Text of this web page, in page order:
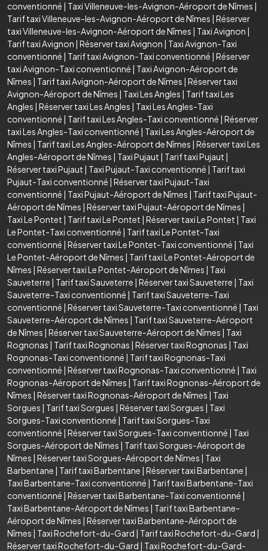
conventionné | Taxi Villeneuve-les-Avignon-Aéroport de Nîmes |
Tarif taxi Villeneuve-les-Avignon-Aéroport de Nîmes | Réserver
taxi Villeneuve-les-Avignon-Aéroport de Nîmes | Taxi Avignon |
Tarif taxi Avignon | Réserver taxi Avignon | Taxi Avignon-Taxi
conventionné | Tarif taxi Avignon-Taxi conventionné | Réserver
taxi Avignon-Taxi conventionné | Taxi Avignon-Aéroport de
Nîmes | Tarif taxi Avignon-Aéroport de Nîmes | Réserver taxi
Avignon-Aéroport de Nîmes | Taxi Les Angles | Tarif taxi Les
Angles | Réserver taxi Les Angles | Taxi Les Angles-Taxi
conventionné | Tarif taxi Les Angles-Taxi conventionné | Réserver
taxi Les Angles-Taxi conventionné | Taxi Les Angles-Aéroport de
Nîmes | Tarif taxi Les Angles-Aéroport de Nîmes | Réserver taxi Les
Angles-Aéroport de Nîmes | Taxi Pujaut | Tarif taxi Pujaut |
Réserver taxi Pujaut | Taxi Pujaut-Taxi conventionné | Tarif taxi
Pujaut-Taxi conventionné | Réserver taxi Pujaut-Taxi
conventionné | Taxi Pujaut-Aéroport de Nîmes | Tarif taxi Pujaut-
Aéroport de Nîmes | Réserver taxi Pujaut-Aéroport de Nîmes |
Taxi Le Pontet | Tarif taxi Le Pontet | Réserver taxi Le Pontet | Taxi
Le Pontet-Taxi conventionné | Tarif taxi Le Pontet-Taxi
conventionné | Réserver taxi Le Pontet-Taxi conventionné | Taxi
Le Pontet-Aéroport de Nîmes | Tarif taxi Le Pontet-Aéroport de
Nîmes | Réserver taxi Le Pontet-Aéroport de Nîmes | Taxi
Sauveterre | Tarif taxi Sauveterre | Réserver taxi Sauveterre | Taxi
Sauveterre-Taxi conventionné | Tarif taxi Sauveterre-Taxi
conventionné | Réserver taxi Sauveterre-Taxi conventionné | Taxi
Sauveterre-Aéroport de Nîmes | Tarif taxi Sauveterre-Aéroport
de Nîmes | Réserver taxi Sauveterre-Aéroport de Nîmes | Taxi
Rognonas | Tarif taxi Rognonas | Réserver taxi Rognonas | Taxi
Rognonas-Taxi conventionné | Tarif taxi Rognonas-Taxi
conventionné | Réserver taxi Rognonas-Taxi conventionné | Taxi
Rognonas-Aéroport de Nîmes | Tarif taxi Rognonas-Aéroport de
Nîmes | Réserver taxi Rognonas-Aéroport de Nîmes | Taxi
Sorgues | Tarif taxi Sorgues | Réserver taxi Sorgues | Taxi
Sorgues-Taxi conventionné | Tarif taxi Sorgues-Taxi
conventionné | Réserver taxi Sorgues-Taxi conventionné | Taxi
Sorgues-Aéroport de Nîmes | Tarif taxi Sorgues-Aéroport de
Nîmes | Réserver taxi Sorgues-Aéroport de Nîmes | Taxi
Barbentane | Tarif taxi Barbentane | Réserver taxi Barbentane |
Taxi Barbentane-Taxi conventionné | Tarif taxi Barbentane-Taxi
conventionné | Réserver taxi Barbentane-Taxi conventionné |
Taxi Barbentane-Aéroport de Nîmes | Tarif taxi Barbentane-
Aéroport de Nîmes | Réserver taxi Barbentane-Aéroport de
Nîmes | Taxi Rochefort-du-Gard | Tarif taxi Rochefort-du-Gard |
Réserver taxi Rochefort-du-Gard | Taxi Rochefort-du-Gard-